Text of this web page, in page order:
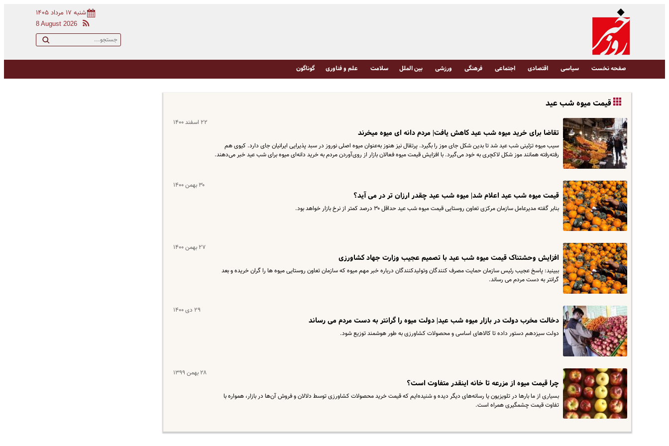
شنبه ۱۷ مرداد ۱۴۰۵
8 August 2026
صفحه نخست سیاسی اقتصادی اجتماعی فرهنگی ورزشی بین الملل سلامت علم و فناوری گوناگون
قیمت میوه شب عید
۲۲ اسفند ۱۴۰۰
تقاضا برای خرید میوه شب عید کاهش یافت| مردم دانه ای میوه میخرند
سیب میوه تزئینی شب عید شد تا بدین شکل جای موز را بگیرد. پرتقال نیز هنوز به‌عنوان میوه اصلی نوروز در سبد پذیرایی ایرانیان جای دارد. کیوی هم
رفته‌رفته همانند موز شکل لاکچری به خود می‌گیرد. با افزایش قیمت میوه فعالان بازار از روی‌آوردن مردم به خرید دانه‌ای میوه برای شب عید خبر می‌دهند.
۳۰ بهمن ۱۴۰۰
قیمت میوه شب عید اعلام شد| میوه شب عید چقدر ارزان تر در می آید؟
بنابر گفته مدیرعامل سازمان مرکزی تعاون روستایی قیمت میوه شب عید حداقل ۳۰ درصد کمتر از نرخ بازار خواهد بود.
۲۷ بهمن ۱۴۰۰
افزایش وحشتناک قیمت میوه شب عید با تصمیم عجیب وزارت جهاد کشاورزی
ببینید: پاسخ عجیب رئیس سازمان حمایت مصرف کنندگان وتولیدکنندگان درباره خبر مهم میوه که سازمان تعاون روستایی میوه ها را گران خریده و بعد
گرانتر به دست مردم می رساند.
۲۹ دی ۱۴۰۰
دخالت مخرب دولت در بازار میوه شب عید| دولت میوه را گرانتر به دست مردم می رساند
دولت سیزدهم دستور داده تا کالاهای اساسی و محصولات کشاورزی به طور هوشمند توزیع شود.
۲۸ بهمن ۱۳۹۹
چرا قیمت میوه از مزرعه تا خانه اینقدر متفاوت است؟
بسیاری از ما بارها در تلویزیون یا رسانه‌های دیگر دیده و شنیده‌ایم که قیمت خرید محصولات کشاورزی توسط دلالان و فروش آن‌ها در بازار، همواره با
تفاوت قیمت چشمگیری همراه است.